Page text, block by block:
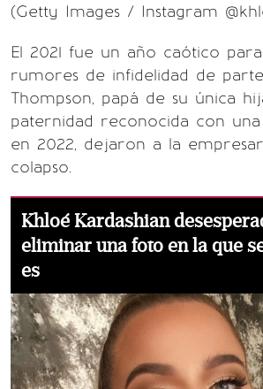
(Getty Images / Instagram
El 2021 fue un año caótico
rumores de infidelidad de
Thompson, papá de su única
paternidad reconocida con
en 2022, dejaron a la
colapso.
Khloé Kardashian
eliminar una foto en la que
es